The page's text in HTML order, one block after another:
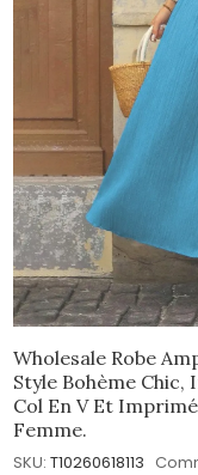
Wholesale Robe
Style Bohème
Col En V Et
Femme.
SKU: T10260618113